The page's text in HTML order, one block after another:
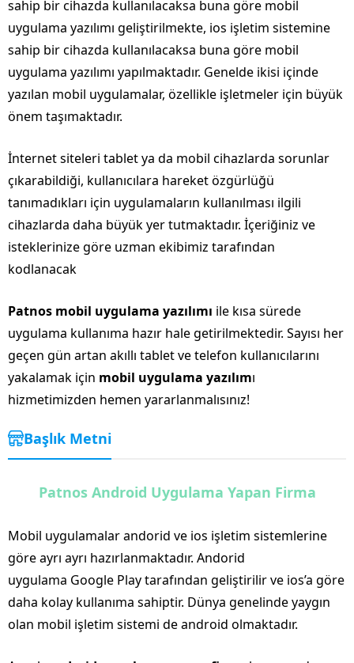
sahip bir cihazda kullanılacaksa buna göre mobil
uygulama yazılımı geliştirilmekte, ios işletim sistemine
sahip bir cihazda kullanılacaksa buna göre mobil
uygulama yazılımı yapılmaktadır. Genelde ikisi içinde
yazılan mobil uygulamalar, özellikle işletmeler için büyük
önem taşımaktadır.
İnternet siteleri tablet ya da mobil cihazlarda sorunlar
çıkarabildiği, kullanıcılara hareket özgürlüğü
tanımadıkları için uygulamaların kullanılması ilgili
cihazlarda daha büyük yer tutmaktadır. İçeriğiniz ve
isteklerinize göre uzman ekibimiz tarafından
kodlanacak
Patnos mobil uygulama yazılımı ile kısa sürede
uygulama kullanıma hazır hale getirilmektedir. Sayısı her
geçen gün artan akıllı tablet ve telefon kullanıcılarını
yakalamak için mobil uygulama yazılımı
hizmetimizden hemen yararlanmalısınız!
Başlık Metni
Patnos Android Uygulama Yapan Firma
Mobil uygulamalar andorid ve ios işletim sistemlerine
göre ayrı ayrı hazırlanmaktadır. Andorid
uygulama Google Play tarafından geliştirilir ve ios’a göre
daha kolay kullanıma sahiptir. Dünya genelinde yaygın
olan mobil işletim sistemi de android olmaktadır.